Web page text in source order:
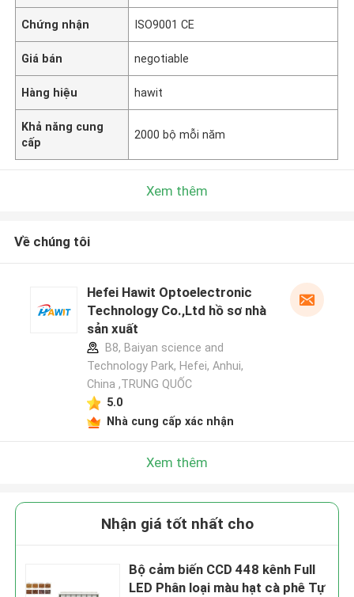
Chứng nhận ISO9001 CE
Giá bán negotiable
Hàng hiệu hawit
Khả năng cung
cấp
2000 bộ mỗi năm
Xem thêm
Về chúng tôi
Hefei Hawit Optoelectronic
Technology Co.,Ltd hồ sơ nhà
sản xuất
B8, Baiyan science and
Technology Park, Hefei, Anhui,
China ,TRUNG QUỐC
5.0
Nhà cung cấp xác nhận
Xem thêm
Nhận giá tốt nhất cho
Bộ cảm biến CCD 448 kênh Full
LED Phân loại màu hạt cà phê Tự